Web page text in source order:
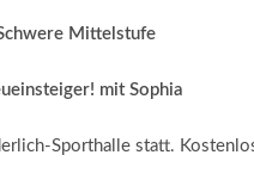
Mittelstufe
mit Sophia
Sporthalle statt.